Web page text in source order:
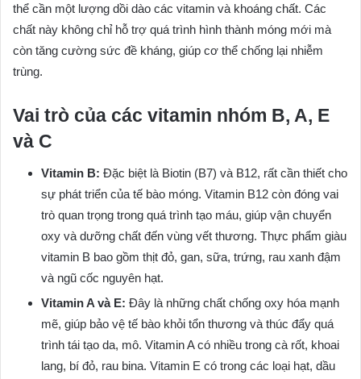
thể cần một lượng dồi dào các vitamin và khoáng chất. Các
chất này không chỉ hỗ trợ quá trình hình thành móng mới mà
còn tăng cường sức đề kháng, giúp cơ thể chống lại nhiễm
trùng.
Vai trò của các vitamin nhóm B, A, E
và C
Vitamin B: Đặc biệt là Biotin (B7) và B12, rất cần thiết cho
sự phát triển của tế bào móng. Vitamin B12 còn đóng vai
trò quan trọng trong quá trình tạo máu, giúp vận chuyển
oxy và dưỡng chất đến vùng vết thương. Thực phẩm giàu
vitamin B bao gồm thịt đỏ, gan, sữa, trứng, rau xanh đậm
và ngũ cốc nguyên hạt.
Vitamin A và E: Đây là những chất chống oxy hóa mạnh
mẽ, giúp bảo vệ tế bào khỏi tổn thương và thúc đẩy quá
trình tái tạo da, mô. Vitamin A có nhiều trong cà rốt, khoai
lang, bí đỏ, rau bina. Vitamin E có trong các loại hạt, dầu